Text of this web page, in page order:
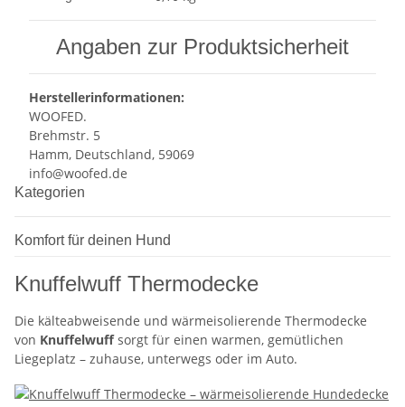
Angaben zur Produktsicherheit
Herstellerinformationen:
WOOFED.
Brehmstr. 5
Hamm, Deutschland, 59069
info@woofed.de
Kategorien
Komfort für deinen Hund
Knuffelwuff Thermodecke
Die kälteabweisende und wärmeisolierende Thermodecke
von Knuffelwuffsorgt für einen warmen, gemütlichen
Liegeplatz – zuhause, unterwegs oder im Auto.